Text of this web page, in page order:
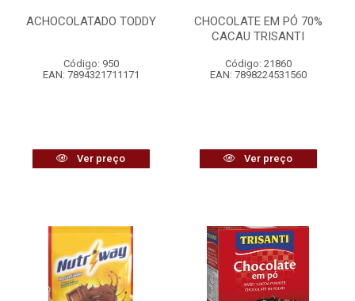
ACHOCOLATADO TODDY
Código: 950
EAN: 7894321711171
Ver preço
CHOCOLATE EM PÓ 70%
CACAU TRISANTI
Código: 21860
EAN: 7898224531560
Ver preço